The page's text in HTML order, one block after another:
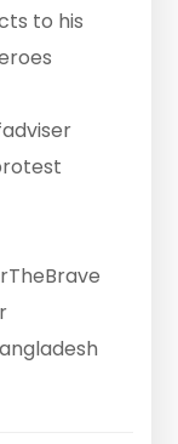
to his